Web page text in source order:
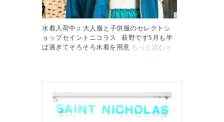
水着入荷中♫ 大人服と子供服のセレクトシ
ョップセイントニコラス 萩野です5月も半
ば過ぎてそろそろ水着を用意 もっと読む »